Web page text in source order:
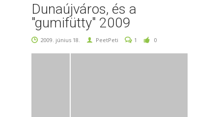
Dunaújváros, és a
"gumifütty" 2009
2009. június 18. PeetPeti 1 0